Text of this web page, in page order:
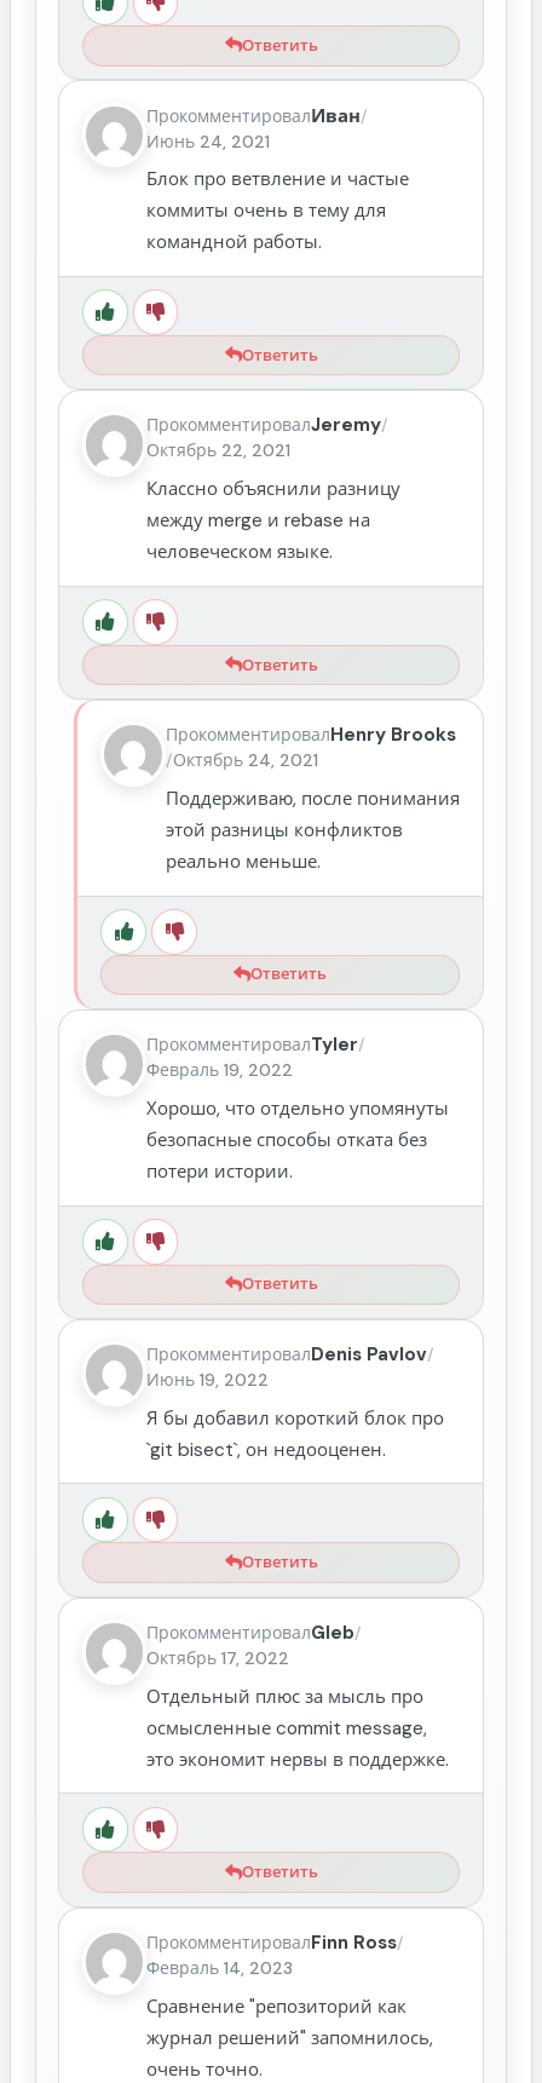
Ответить
ПрокомментировалИван/
Июнь 24, 2021
Блок про ветвление и частые
коммиты очень в тему для
командной работы.
Ответить
ПрокомментировалJeremy/
Октябрь 22, 2021
Классно объяснили разницу
между merge и rebase на
человеческом языке.
Ответить
ПрокомментировалHenry Brooks
/Октябрь 24, 2021
Поддерживаю, после понимания
этой разницы конфликтов
реально меньше.
Ответить
ПрокомментировалTyler/
Февраль 19, 2022
Хорошо, что отдельно упомянуты
безопасные способы отката без
потери истории.
Ответить
ПрокомментировалDenis Pavlov/
Июнь 19, 2022
Я бы добавил короткий блок про
`git bisect`, он недооценен.
Ответить
ПрокомментировалGleb/
Октябрь 17, 2022
Отдельный плюс за мысль про
осмысленные commit message,
это экономит нервы в поддержке.
Ответить
ПрокомментировалFinn Ross/
Февраль 14, 2023
Сравнение "репозиторий как
журнал решений" запомнилось,
очень точно.